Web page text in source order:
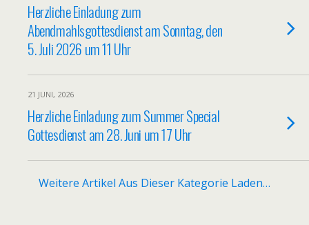
Herzliche Einladung zum
Abendmahlsgottesdienst am Sonntag, den
5. Juli 2026 um 11 Uhr
21 JUNI, 2026
Herzliche Einladung zum Summer Special
Gottesdienst am 28. Juni um 17 Uhr
Weitere Artikel Aus Dieser Kategorie Laden…